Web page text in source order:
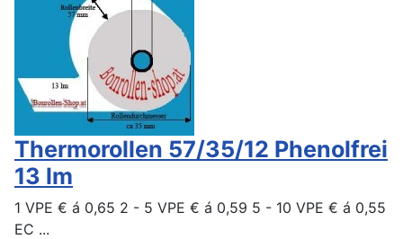
Thermorollen 57/35/12 Phenolfrei
13 lm
1 VPE € á 0,65 2 - 5 VPE € á 0,59 5 - 10 VPE € á 0,55
EC ...